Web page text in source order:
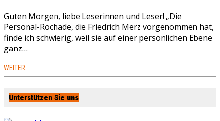
Guten Morgen, liebe Leserinnen und Leser! „Die
Personal-Rochade, die Friedrich Merz vorgenommen hat,
finde ich schwierig, weil sie auf einer persönlichen Ebene
ganz…
WEITER
Unterstützen Sie uns